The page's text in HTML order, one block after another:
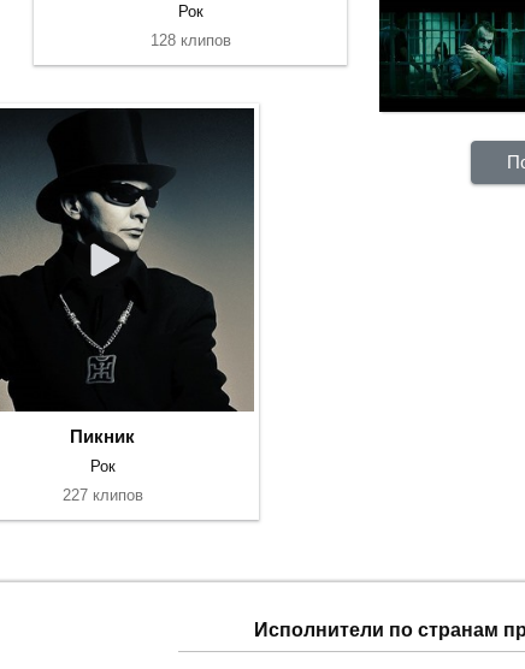
Рок
128 клипов
Пикник
Рок
227 клипов
Исполнители по странам